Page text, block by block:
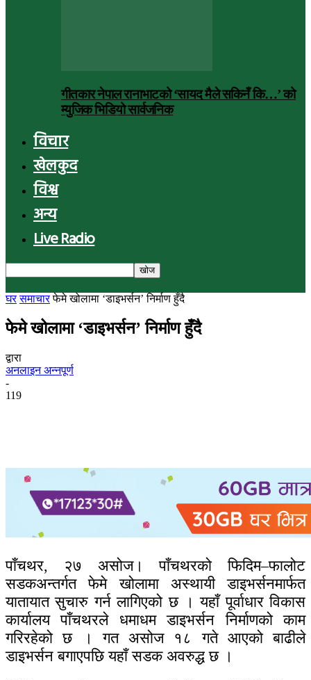
गीतकार नेपाल रानाभाटको ‘सायद मैले सकिनँ कि…’ को
म्युजिक भिडियो सार्वजनिक
विचार
खेलकुद
विश्व
अन्य
Live Radio
घर समाचार फेमे खोलामा ‘डाइभर्सन’ निर्माण हुँदै
फेमे खोलामा ‘डाइभर्सन’ निर्माण हुँदै
द्वारा
अनलाइन अन्नपूर्ण
-
119
पाँचथर, २७ असोज। पाँचथरको फिदिम–फालोट
सडकअन्तर्गत फेमे खोलामा अस्थायी डाइभर्सनमार्फत
यातायात सुचारु गर्न लागिएको छ । यहाँ पूर्वाधार विकास
कार्यालय पाँचथरले धमाधम डाइभर्सन निर्माणको काम
गरिरहेको छ । गत असोज १८ गते आएको बाढीले
डाइभर्सन बगाएपछि यहाँ सडक अवरुद्ध छ ।